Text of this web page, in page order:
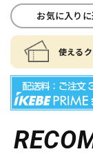
お気に入り
使える